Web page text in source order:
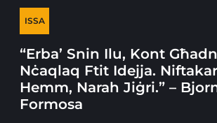
ISSA
“Erba’ Snin Ilu, Kont
Nċaqlaq Ftit Idejja.
Hemm, Narah Jiġri.” –
Formosa